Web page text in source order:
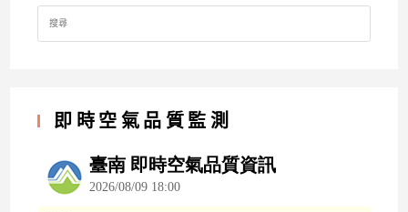
Search
for:
即時空氣品質監測